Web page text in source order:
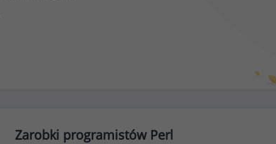
Zarobki programistów Perl